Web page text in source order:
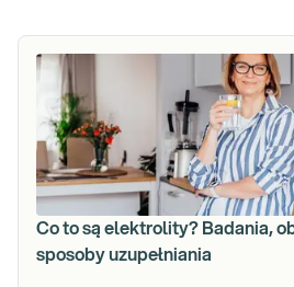
Co to są elektrolity? Badania,
sposoby uzupełniania